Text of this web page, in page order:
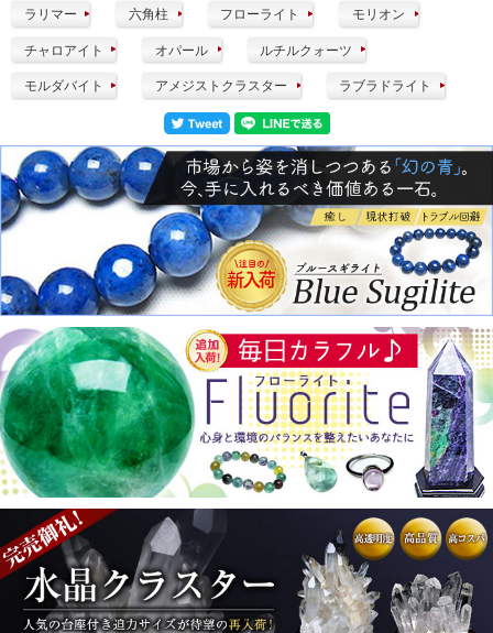
ラリマー 六角柱 フローライト モリオン
チャロアイト オパール ルチルクォーツ
モルダバイト アメジストクラスター ラブラドライト